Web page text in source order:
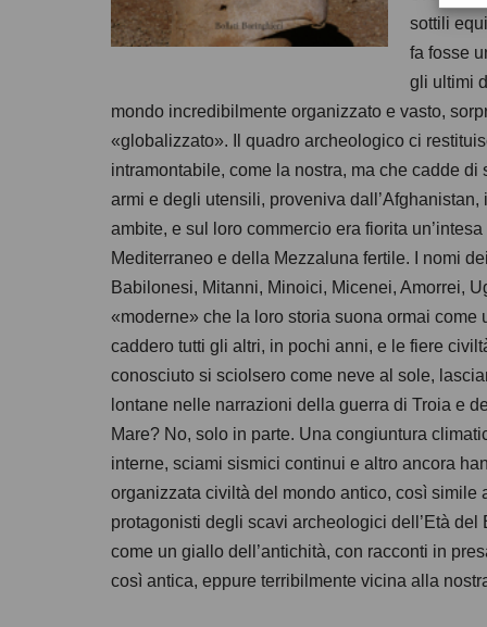
sottili
fa fosse
gli ultimi
mondo incredibilmente organizzato e vasto,
«globalizzato». Il quadro archeologico ci
intramontabile, come la nostra, ma che cadde
armi e degli utensili, proveniva
ambite, e sul loro commercio era fiorita
Mediterraneo e della Mezzaluna fertile. I nomi
Babilonesi, Mitanni, Minoici, Micenei, Amorrei,
«moderne» che la loro storia suona ormai
caddero tutti gli altri, in pochi anni, e le fiere
conosciuto si sciolsero come neve al sole,
lontane nelle narrazioni della guerra di Troia e
Mare? No, solo in parte. Una congiuntura
interne, sciami sismici continui e altro ancora
organizzata civiltà del mondo antico, così simile
protagonisti degli scavi archeologici dell’Età
come un giallo dell’antichità, con racconti in
così antica, eppure terribilmente vicina alla